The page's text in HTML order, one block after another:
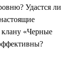
Удастся ли
«Черные